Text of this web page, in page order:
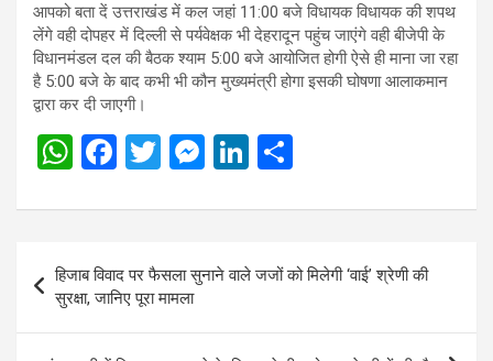
आपको बता दें उत्तराखंड में कल जहां 11:00 बजे विधायक विधायक की शपथ
लेंगे वही दोपहर में दिल्ली से पर्यवेक्षक भी देहरादून पहुंच जाएंगे वही बीजेपी के
विधानमंडल दल की बैठक श्याम 5:00 बजे आयोजित होगी ऐसे ही माना जा रहा
है 5:00 बजे के बाद कभी भी कौन मुख्यमंत्री होगा इसकी घोषणा आलाकमान
द्वारा कर दी जाएगी।
W
at
A
p
F
ce
o
o
T
tt
M
se
n
g
er
Li
ke
dI
n
ar
e
Post
navigation
हिजाब विवाद पर फैसला सुनाने वाले जजों को मिलेगी ‘वाई’ श्रेणी की
सुरक्षा, जानिए पूरा मामला